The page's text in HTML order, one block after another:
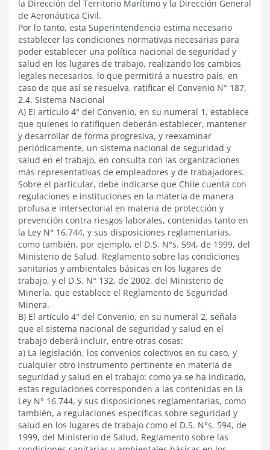
la Dirección del Territorio Marítimo y la Dirección General
de Aeronáutica Civil.
Por lo tanto, esta Superintendencia estima necesario
establecer las condiciones normativas necesarias para
poder establecer una política nacional de seguridad y
salud en los lugares de trabajo, realizando los cambios
legales necesarios, lo que permitirá a nuestro país, en
caso de que así se resuelva, ratificar el Convenio N° 187.
2.4. Sistema Nacional
A) El artículo 4° del Convenio, en su numeral 1, establece
que quienes lo ratifiquen deberán establecer, mantener
y desarrollar de forma progresiva, y reexaminar
periódicamente, un sistema nacional de seguridad y
salud en el trabajo, en consulta con las organizaciones
más representativas de empleadores y de trabajadores.
Sobre el particular, debe indicarse que Chile cuenta con
regulaciones e instituciones en la materia de manera
profusa e intersectorial en materia de protección y
prevención contra riesgos laborales, contenidas tanto en
la Ley N° 16.744, y sus disposiciones reglamentarias,
como también, por ejemplo, el D.S. N°s. 594, de 1999, del
Ministerio de Salud, Reglamento sobre las condiciones
sanitarias y ambientales básicas en los lugares de
trabajo, y el D.S. N° 132, de 2002, del Ministerio de
Minería, que establece el Reglamento de Seguridad
Minera.
B) El artículo 4° del Convenio, en su numeral 2, señala
que el sistema nacional de seguridad y salud en el
trabajo deberá incluir, entre otras cosas:
a) La legislación, los convenios colectivos en su caso, y
cualquier otro instrumento pertinente en materia de
seguridad y salud en el trabajo: como ya se ha indicado,
estas regulaciones corresponden a las contenidas en la
Ley N° 16.744, y sus disposiciones reglamentarias, como
también, a regulaciones específicas sobre seguridad y
salud en los lugares de trabajo como el D.S. N°s. 594, de
1999, del Ministerio de Salud, Reglamento sobre las